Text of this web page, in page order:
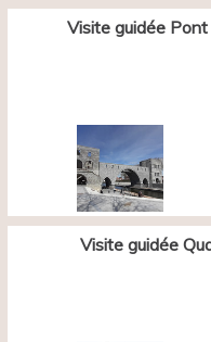
Visite guidée
Visite guidée